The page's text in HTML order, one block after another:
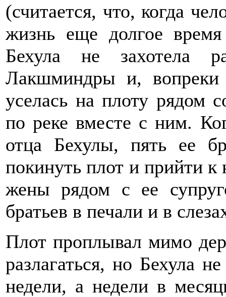
(считается, что, когда
жизнь еще долгое
Бехула не захотела
Лакшминдры и, вопреки
уселась на плоту рядом
по реке вместе с ним.
отца Бехулы, пять ее
покинуть плот и прийти
жены рядом с ее
братьев в печали и в
Плот проплывал мимо
разлагаться, но Бехула
недели, а недели в